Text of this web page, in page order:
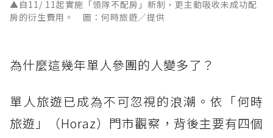
▲自11/ 11起實施「領隊不配房」新制，更主動吸收未成功配
房的衍生費用。 圖：何時旅遊／提供
為什麼這幾年單人參團的人變多了？
單人旅遊已成為不可忽視的浪潮。依「何時
旅遊」（Horaz）門市觀察，背後主要有四個